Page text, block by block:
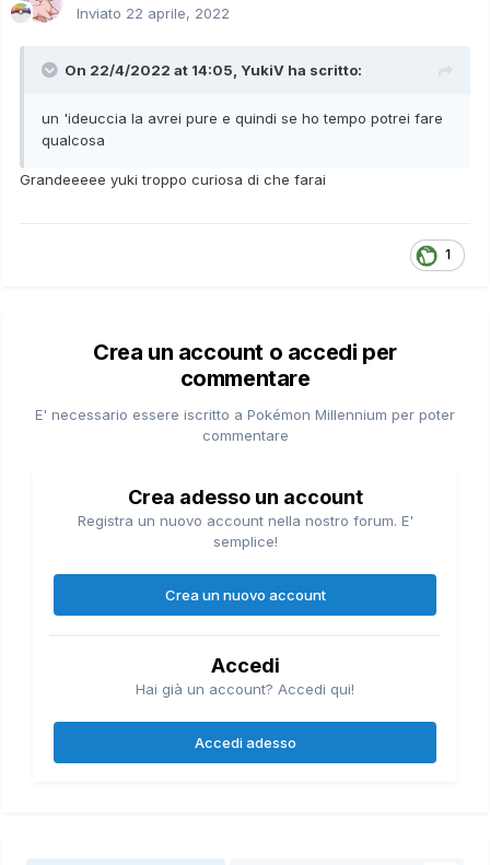
Inviato 22 aprile, 2022
On 22/4/2022 at 14:05, YukiV ha scritto:
un 'ideuccia la avrei pure e quindi se ho tempo potrei fare
qualcosa
Grandeeeee yuki troppo curiosa di che farai
1
Crea un account o accedi per
commentare
E' necessario essere iscritto a Pokémon Millennium per poter
commentare
Crea adesso un account
Registra un nuovo account nella nostro forum. E'
semplice!
Crea un nuovo account
Accedi
Hai già un account? Accedi qui!
Accedi adesso